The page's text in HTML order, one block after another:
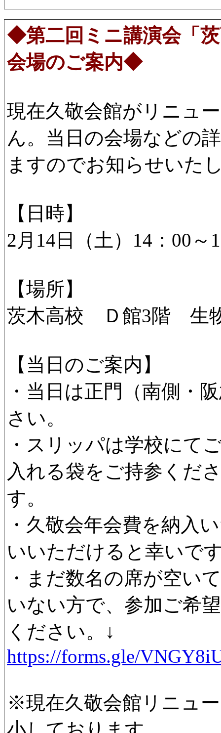
◆第二回ミニ講演会「
会場のご案内◆
現在久敬会館がリニュ
ん。当日の会場などの
ますのでお知らせいた
【日時】
2月14日（土）14：00～
【場所】
茨木高校 Ｄ館3階 生
【当日のご案内】
・当日は正門（南側・
さい。
・スリッパは学校にて
入れる袋をご持参くだ
す。
・ 久敬会年会費を納入
いいただけると 幸いで
・まだ数名の席が空い
いない方で、参加ご希
ください。↓
https://forms.gle/
※現在久敬会館リニュ